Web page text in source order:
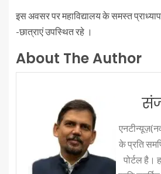
इस अवसर पर महाविद्यालय के समस्त
-छात्राएं उपस्थित रहे ।
About The Author
के प्रति
पोर्टल है।